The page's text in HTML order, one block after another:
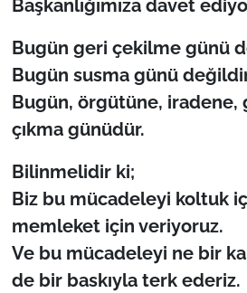
Başkanlığımıza davet
Bugün geri çekilme günü
Bugün susma günü
Bugün, örgütüne, iradene,
çıkma günüdür.
Bilinmelidir ki;
Biz bu mücadeleyi koltuk
memleket için veriyoruz.
Ve bu mücadeleyi ne bir
de bir baskıyla terk ederiz.